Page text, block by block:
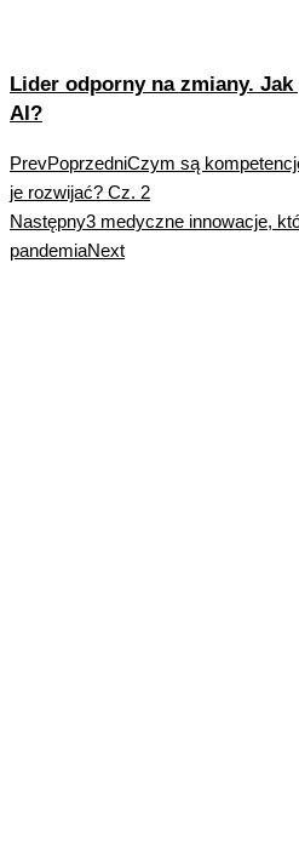
Lider odporny na zmiany.
AI?
PrevPoprzedniCzym są
je rozwijać? Cz. 2
Następny3 medyczne innowacje,
pandemiaNext